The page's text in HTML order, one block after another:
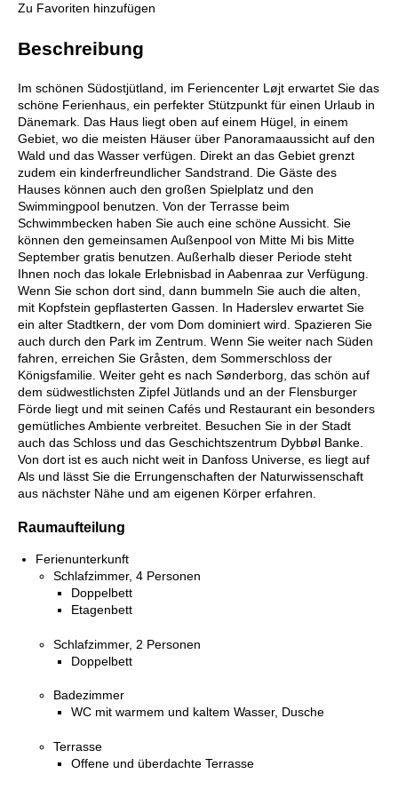
Zu Favoriten hinzufügen
Beschreibung
Im schönen Südostjütland, im Feriencenter Løjt erwartet Sie das
schöne Ferienhaus, ein perfekter Stützpunkt für einen Urlaub in
Dänemark. Das Haus liegt oben auf einem Hügel, in einem
Gebiet, wo die meisten Häuser über Panoramaaussicht auf den
Wald und das Wasser verfügen. Direkt an das Gebiet grenzt
zudem ein kinderfreundlicher Sandstrand. Die Gäste des
Hauses können auch den großen Spielplatz und den
Swimmingpool benutzen. Von der Terrasse beim
Schwimmbecken haben Sie auch eine schöne Aussicht. Sie
können den gemeinsamen Außenpool von Mitte Mi bis Mitte
September gratis benutzen. Außerhalb dieser Periode steht
Ihnen noch das lokale Erlebnisbad in Aabenraa zur Verfügung.
Wenn Sie schon dort sind, dann bummeln Sie auch die alten,
mit Kopfstein gepflasterten Gassen. In Haderslev erwartet Sie
ein alter Stadtkern, der vom Dom dominiert wird. Spazieren Sie
auch durch den Park im Zentrum. Wenn Sie weiter nach Süden
fahren, erreichen Sie Gråsten, dem Sommerschloss der
Königsfamilie. Weiter geht es nach Sønderborg, das schön auf
dem südwestlichsten Zipfel Jütlands und an der Flensburger
Förde liegt und mit seinen Cafés und Restaurant ein besonders
gemütliches Ambiente verbreitet. Besuchen Sie in der Stadt
auch das Schloss und das Geschichtszentrum Dybbøl Banke.
Von dort ist es auch nicht weit in Danfoss Universe, es liegt auf
Als und lässt Sie die Errungenschaften der Naturwissenschaft
aus nächster Nähe und am eigenen Körper erfahren.
Raumaufteilung
Ferienunterkunft
Schlafzimmer, 4 Personen
Doppelbett
Etagenbett
Schlafzimmer, 2 Personen
Doppelbett
Badezimmer
WC mit warmem und kaltem Wasser, Dusche
Terrasse
Offene und überdachte Terrasse